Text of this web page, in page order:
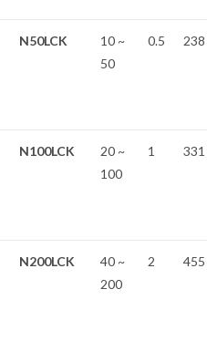
N50LCK
10 ~
50
0.5 238
N100LCK
20 ~
100
1 331
N200LCK
40 ~
200
2 455